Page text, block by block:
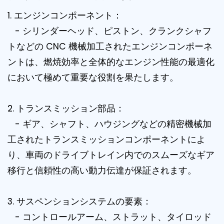
1. エンジンコンポーネント：
- シリンダーヘッド、ピストン、クランクシャフ
トなどの CNC 機械加工されたエンジンコンポーネ
ントは、燃焼効率と全体的なエンジン性能の最適化
において極めて重要な役割を果たします。
2. トランスミッション部品：
- ギア、シャフト、ハウジングなどの精密機械加
工されたトランスミッションコンポーネントによ
り、車両のドライブトレイン内でのスムーズなギア
移行と信頼性の高い動力伝達が保証されます。
3. サスペンションシステムの要素：
- コントロールアーム、ストラット、タイロッド